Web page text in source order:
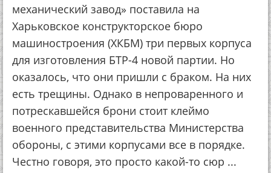
механический завод» поставила на
Харьковское конструкторское бюро
машиностроения (ХКБМ) три первых корпуса
для изготовления БТР-4 новой партии. Но
оказалось, что они пришли с браком. На них
есть трещины. Однако в непроваренного и
потрескавшейся брони стоит клеймо
военного представительства Министерства
обороны, с этими корпусами все в порядке.
Честно говоря, это просто какой-то сюр ...